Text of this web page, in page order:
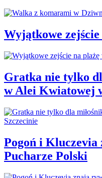
Wyjątkowe
Gratka nie tylko
w Alei Kwiatowej
Pogoń i
Pucharze Polski